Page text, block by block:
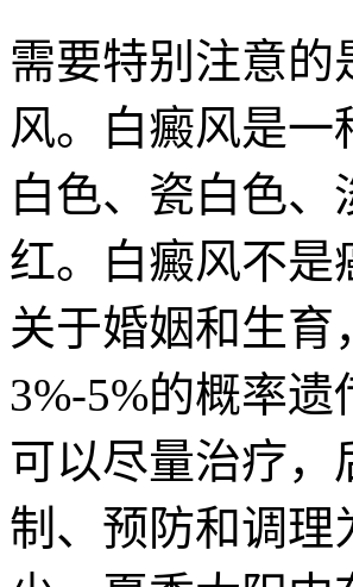
需要特别注意的
风。白癜风是
白色、瓷白色
红。白癜风不是
关于婚姻和生育
3%-5%的概率
可以尽量治疗，
制、预防和调理